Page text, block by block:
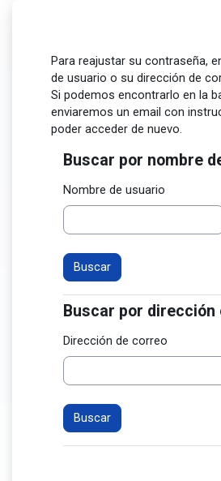
Para reajustar su contraseña,
de usuario o su dirección de
Si podemos encontrarlo en la
enviaremos un email con
poder acceder de nuevo.
Buscar por nombre de
Buscar por nombre
Nombre de usuario
Buscar por dirección
Buscar por dirección
Dirección de correo